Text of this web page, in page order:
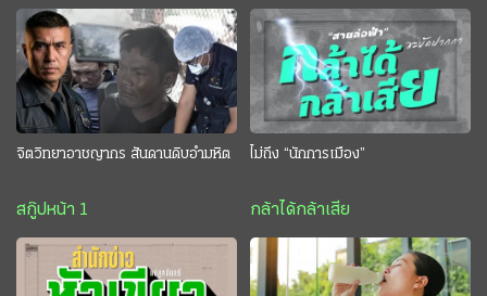
จิตวิทยาอาชญากร สันดานดิบอำมหิต
สกู๊ปหน้า 1
ไม่ถึง “นักการเมือง”
กล้าได้กล้าเสีย